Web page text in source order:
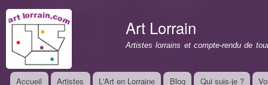
Art Lorrain
Artistes lorrains et compte-rendu de
Accueil Artistes L'Art en Lorraine Blog Qui suis-je ?